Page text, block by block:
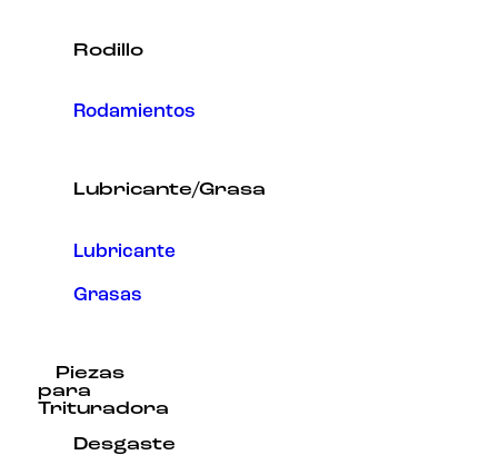
Rodillo
Rodamientos
Lubricante/Grasa
Lubricante
Grasas
Piezas
para
Trituradora
Desgaste